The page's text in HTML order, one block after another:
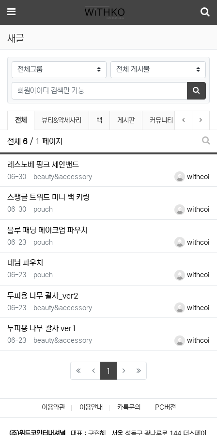
메뉴
새글
게시판그룹 검색대상
검색어필수
검색하
전체게시물 그룹 목록
전체 뷰티&악세사리 백 게시판 커뮤니티 이전 그룹다음
전체 6 / 1 페이지
새
레스노베 핑크 세안밴드
등록자withcoi
등록일
06-30 beauty&accessory
스팽글 트위드 미니 백 키링
등록자withcoi
등록일
06-30 pouch
블루 패딩 메이크업 파우치
등록자withcoi
등록일
06-23 pouch
데님 파우치
등록자withcoi
등록일
06-23 pouch
두피용 나무 괄사_ver2
등록자withcoi
등록일
06-23 beauty&accessory
두피용 나무 괄사 ver1
등록자withcoi
등록일
06-23 beauty&accessory
1 (current)
이용약관 이용안내 카톡문의 PC버전